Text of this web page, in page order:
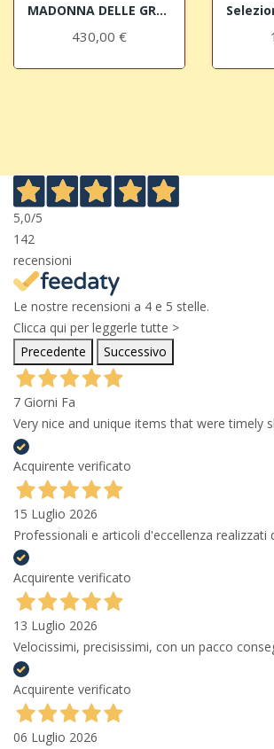
MADONNA DELLE GRAZIE 2019 selezione Brunello di...
430,00 €
5,0/5
142
recensioni
Le nostre recensioni a 4 e 5 stelle.
Clicca qui per leggerle tutte >
Precedente
Successivo
7 Giorni Fa
Very nice and unique items that were timely
Acquirente verificato
15 Luglio 2026
Professionali e articoli d'eccellenza
Acquirente verificato
13 Luglio 2026
Velocissimi, precisissimi, con un pacco
Acquirente verificato
06 Luglio 2026